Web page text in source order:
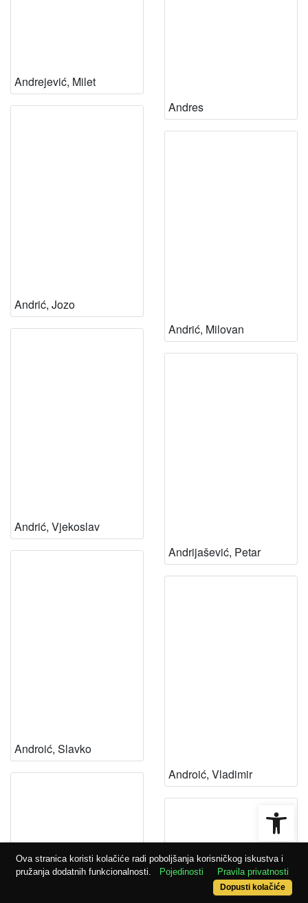
Andrejević, Milet
Andres
Andrić, Jozo
Andrić, Milovan
Andrić, Vjekoslav
Andrijašević, Petar
Androić, Slavko
Androić, Vladimir
Ova stranica koristi kolačiće radi poboljšanja korisničkog iskustva i
pružanja dodatnih funkcionalnosti.
Pojedinosti Pravila privatnosti
Dopusti kolačiće